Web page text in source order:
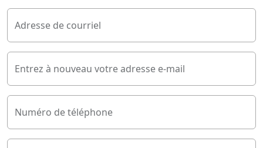
Adresse de courriel
Entrez à nouveau votre adresse e-mail
Numéro de téléphone